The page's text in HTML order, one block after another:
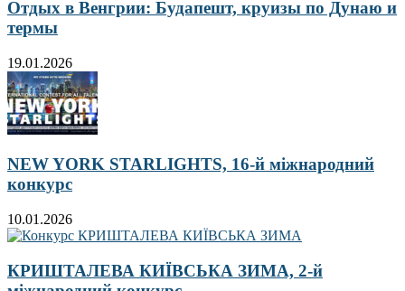
Отдых в Венгрии: Будапешт, круизы по Дунаю и
термы
19.01.2026
NEW YORK STARLIGHTS, 16-й міжнародний
конкурс
10.01.2026
КРИШТАЛЕВА КИЇВСЬКА ЗИМА, 2-й